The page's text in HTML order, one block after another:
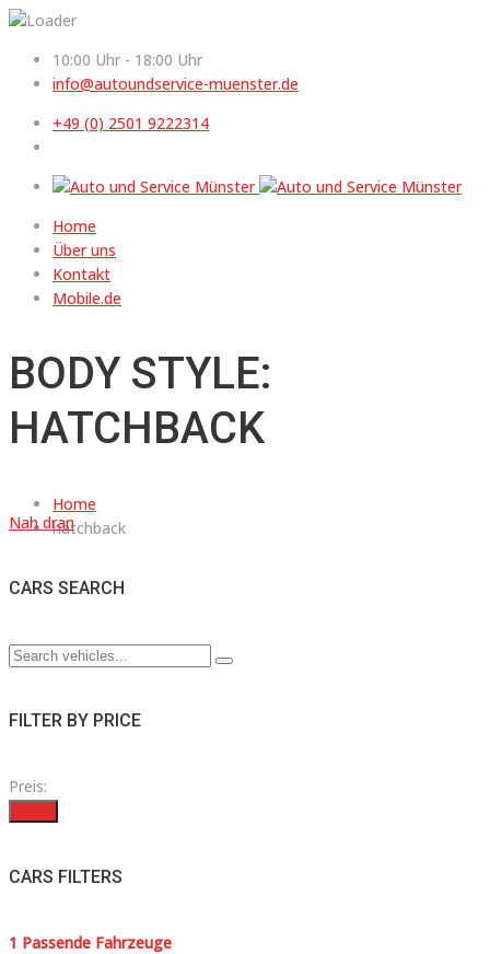
10:00 Uhr - 18:00 Uhr
info@autoundservice-muenster.de
+49 (0) 2501 9222314
Home
Über uns
Kontakt
Mobile.de
BODY STYLE:
HATCHBACK
Home
hatchback
Nah dran
CARS SEARCH
FILTER BY PRICE
Preis:
CARS FILTERS
1 Passende Fahrzeuge